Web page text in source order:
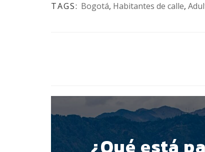
TAGS: Bogotá, Habitantes de calle,